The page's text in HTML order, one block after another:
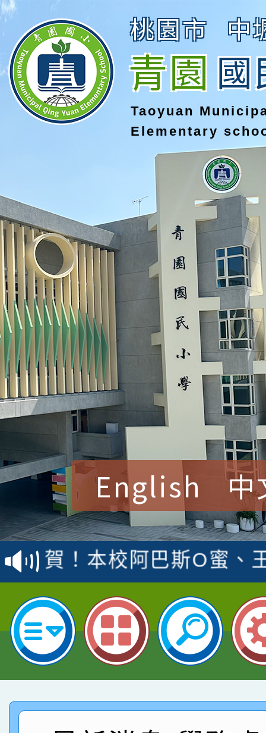
桃園市 中
青園國
Taoyuan
Elementary
English 中
賀！本校參加桃園市中
賽 洪綺君教師榮獲社
名
賀！本校阿巴斯O蜜、
倩參加桃園市科展 國
名 指導老師王老師、
賀！本校四年二班張O
園市英語競賽國小朗讀
指導老師林老師
賀！本校參加桃園市中
賽 劉文瑛教師榮獲教
臺灣台語-第二名
賀！本校參與2026世
市賽榮獲科學小創客佳
創客第三名。
賀！本校參加桃園市中